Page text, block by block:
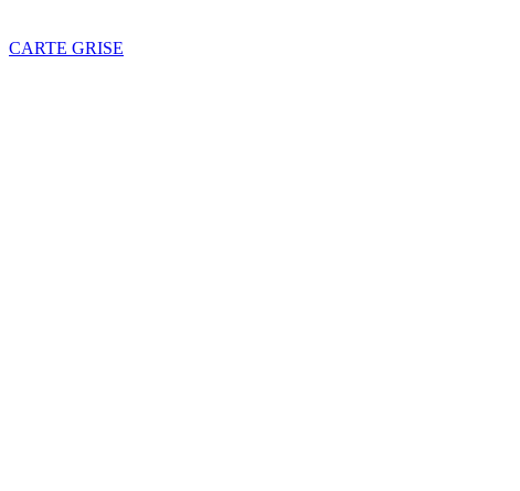
CARTE GRISE